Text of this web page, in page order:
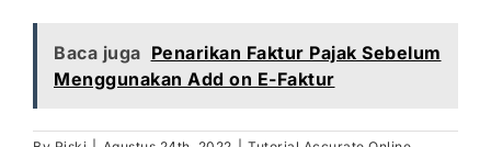
Baca juga Penarikan Faktur Pajak Sebelum
Menggunakan Add on E-Faktur